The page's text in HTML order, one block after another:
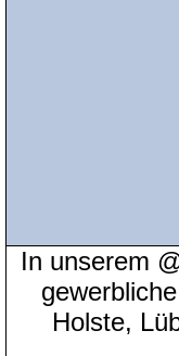
In unserem
Holste,